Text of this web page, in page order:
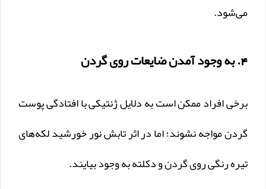
می‌شود.
4. به وجود آمدن ضایعات روی گردن
برخی افراد ممکن است به دلایل ژنتیکی با افتادگی پوست
گردن مواجه نشوند؛ اما در اثر تابش نور خورشید لکه‌های
تیره رنگی روی گردن و دکلته به وجود بیایند.